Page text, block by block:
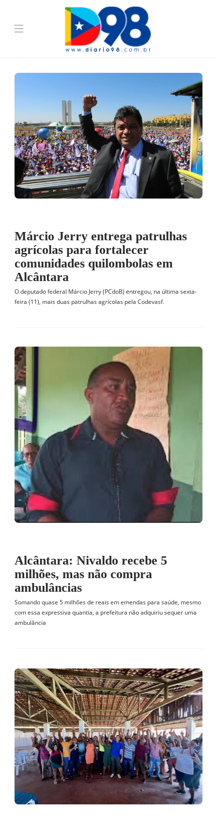
Márcio Jerry entrega patrulhas
agrícolas para fortalecer
comunidades quilombolas em
Alcântara
O deputado federal Márcio Jerry (PCdoB) entregou, na última sexta-
feira (11), mais duas patrulhas agrícolas pela Codevasf.
Alcântara: Nivaldo recebe 5
milhões, mas não compra
ambulâncias
Somando quase 5 milhões de reais em emendas para saúde, mesmo
com essa expressiva quantia, a prefeitura não adquiriu sequer uma
ambulância